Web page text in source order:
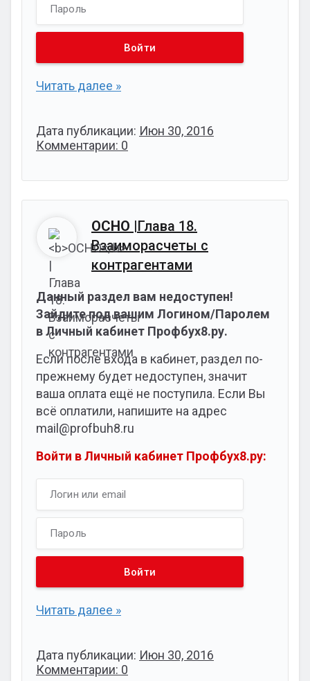
Читать далее »
Дата публикации: Июн 30, 2016
Комментарии: 0
ОСНО |Глава 18.
Взаиморасчеты с
контрагентами
Данный раздел вам недоступен!
Зайдите под вашим Логином/Паролем
в Личный кабинет Профбух8.ру.
Если после входа в кабинет, раздел по-
прежнему будет недоступен, значит
ваша оплата ещё не поступила. Если Вы
всё оплатили, напишите на адрес
mail@profbuh8.ru
Войти в Личный кабинет Профбух8.ру:
Читать далее »
Дата публикации: Июн 30, 2016
Комментарии: 0